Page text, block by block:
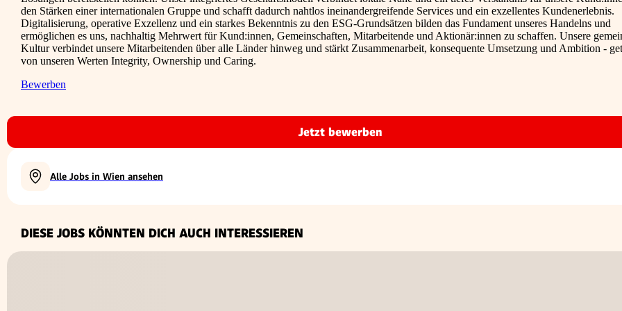
den Stärken einer internationalen Gruppe und schafft dadurch nahtlos ineinandergreifende Services und ein exzellentes Kundenerlebnis.
Digitalisierung, operative Exzellenz und ein starkes Bekenntnis zu den ESG-Grundsätzen bilden das Fundament unseres Handelns und
ermöglichen es uns, nachhaltig Mehrwert für Kund:innen, Gemeinschaften, Mitarbeitende und Aktionär:innen zu schaffen. Unsere
Kultur verbindet unsere Mitarbeitenden über alle Länder hinweg und stärkt Zusammenarbeit, konsequente Umsetzung und Ambition -
von unseren Werten Integrity, Ownership und Caring.
Bewerben
Jetzt bewerben
Alle Jobs in Wien ansehen
DIESE JOBS KÖNNTEN DICH AUCH INTERESSIEREN